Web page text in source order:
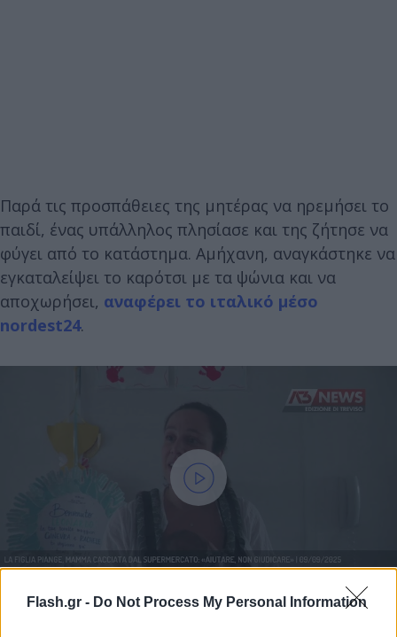
Flash.gr - Do Not Process My Personal Information
Παρά τις προσπάθειες της μητέρας να ηρεμήσει το
παιδί, ένας υπάλληλος πλησίασε και της ζήτησε να
φύγει από το κατάστημα. Αμήχανη, αναγκάστηκε να
εγκαταλείψει το καρότσι με τα ψώνια και να
αποχωρήσει, αναφέρει το ιταλικό μέσο
nordest24.